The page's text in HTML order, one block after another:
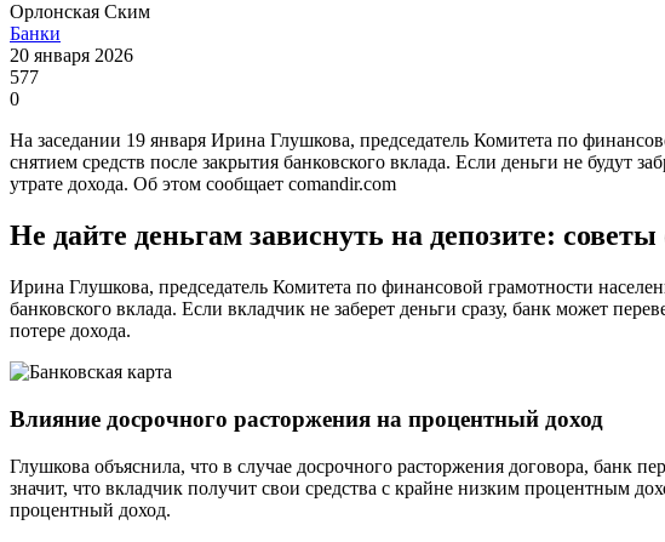
Орлонская Ским
Банки
20 января 2026
577
0
На заседании 19 января Ирина Глушкова, председатель Комитета по
снятием средств после закрытия банковского вклада. Если деньги не будут
утрате дохода. Об этом сообщает comandir.com
Не дайте деньгам зависнуть на депозите:
Ирина Глушкова, председатель Комитета по финансовой грамотности
банковского вклада. Если вкладчик не заберет деньги сразу, банк может
потере дохода.
Влияние досрочного расторжения на процентный доход
Глушкова объяснила, что в случае досрочного расторжения договора, банк
значит, что вкладчик получит свои средства с крайне низким процентным
процентный доход.